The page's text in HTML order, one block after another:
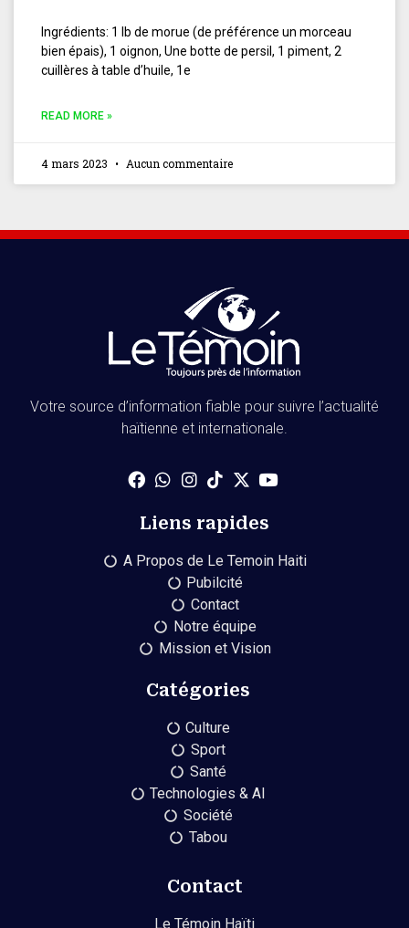
Ingrédients: 1 lb de morue (de préférence un morceau
bien épais), 1 oignon, Une botte de persil, 1 piment, 2
cuillères à table d’huile, 1e
READ MORE »
4 mars 2023 Aucun commentaire
Votre source d’information fiable pour suivre l’actualité
haïtienne et internationale.
Liens rapides
A Propos de Le Temoin Haiti
Pubilcité
Contact
Notre équipe
Mission et Vision
Catégories
Culture
Sport
Santé
Technologies & AI
Société
Tabou
Contact
Le Témoin Haïti